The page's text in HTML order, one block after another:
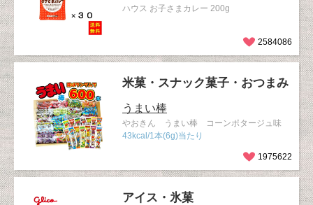
ハウス お子さまカレー 200g
2584086
米菓・スナック菓子・おつまみ
うまい棒
やおきん うまい棒 コーンポタージュ味
43kcal/1本(6g)当たり
1975622
アイス・氷菓